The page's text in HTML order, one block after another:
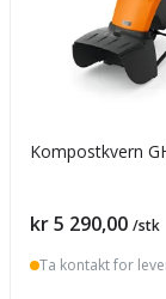
Kompostkvern
Pris
kr 5 290,00 /stk
Ta kontakt for